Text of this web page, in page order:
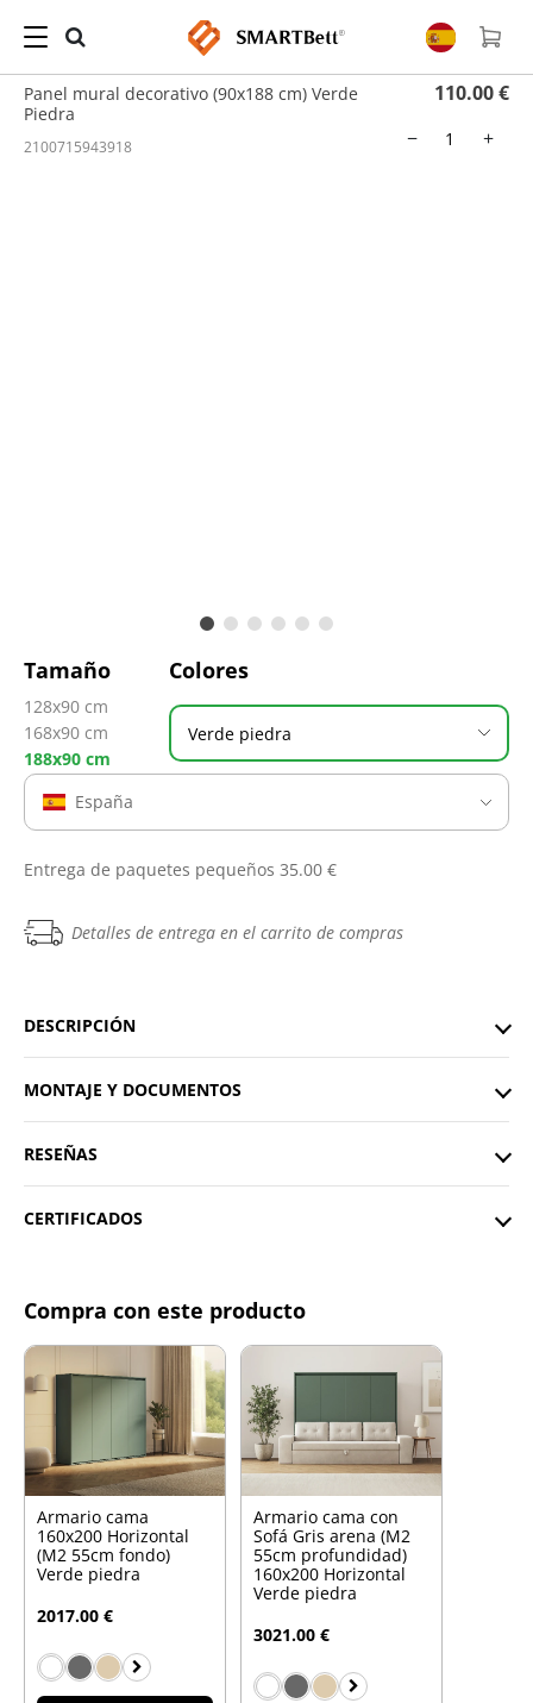
Hogar Panel de pared / Panel mural decorativo (90x188 cm) Verde Piedra
Panel mural decorativo (90x188 cm) Verde
Piedra
110.00 €
−
+
2100715943918
Tamaño
128x90 cm
168x90 cm
188x90 cm
Colores
Verde piedra
España
Entrega de paquetes pequeños 35.00 €
Detalles de entrega en el carrito de compras
DESCRIPCIÓN
MONTAJE Y DOCUMENTOS
RESEÑAS
CERTIFICADOS
Compra con este producto
Armario cama
160x200 Horizontal
(M2 55cm fondo)
Verde piedra
2017.00 €
Armario cama con
Sofá Gris arena (M2
55cm profundidad)
160x200 Horizontal
Verde piedra
3021.00 €